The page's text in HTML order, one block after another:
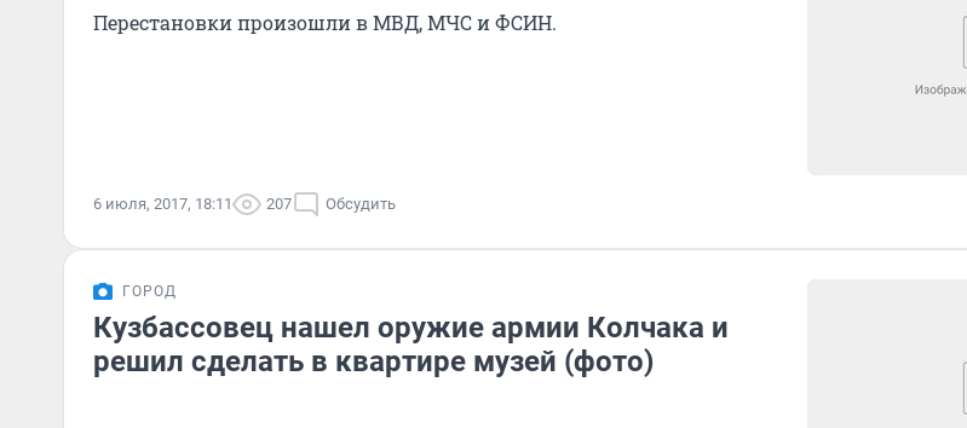
Перестановки произошли в МВД, МЧС и ФСИН.
6 июля, 2017, 18:11 207 Обсудить
ГОРОД
Кузбассовец нашел оружие армии Колчака и
решил сделать в квартире музей (фото)